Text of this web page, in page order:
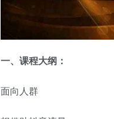
一、课程大纲：
面向人群